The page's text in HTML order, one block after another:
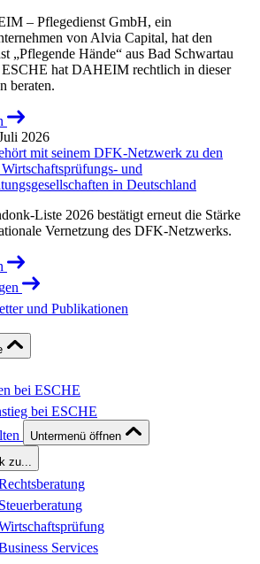
– Pflegedienst GmbH, ein
von Alvia Capital, hat den
„Pflegende Hände“ aus Bad Schwartau
hat DAHEIM rechtlich in dieser
beraten.
2026
mit seinem DFK-Netzwerk zu den
und
in Deutschland
Liste 2026 bestätigt erneut die Stärke
Vernetzung des DFK-Netzwerks.
und Publikationen
bei ESCHE
bei ESCHE
Untermenü öffnen
zu...
Steuerberatung
Services